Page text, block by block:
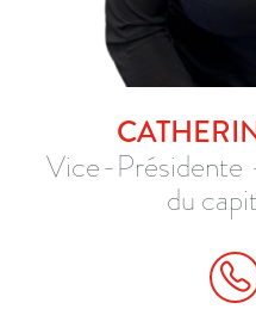
Vice-Présidente
du